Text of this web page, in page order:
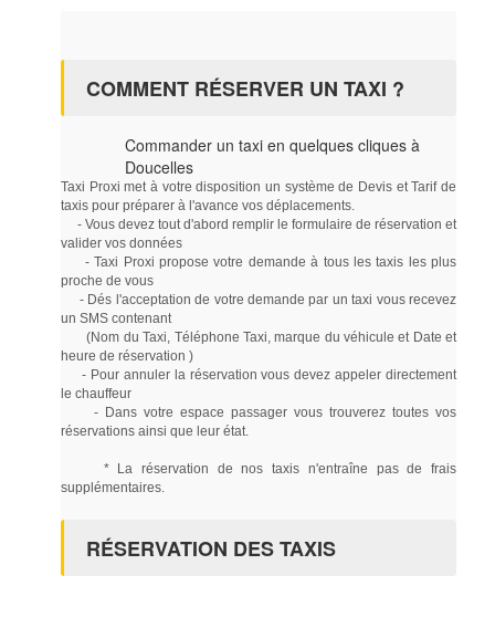
COMMENT RÉSERVER UN TAXI ?
Commander un taxi en quelques cliques à
Doucelles
Taxi Proxi met à votre disposition un système de Devis et Tarif de
taxis pour préparer à l'avance vos déplacements.
- Vous devez tout d'abord remplir le formulaire de réservation et
valider vos données
- Taxi Proxi propose votre demande à tous les taxis les plus
proche de vous
- Dés l'acceptation de votre demande par un taxi vous recevez
un SMS contenant
(Nom du Taxi, Téléphone Taxi, marque du véhicule et Date et
heure de réservation )
- Pour annuler la réservation vous devez appeler directement
le chauffeur
- Dans votre espace passager vous trouverez toutes vos
réservations ainsi que leur état.
* La réservation de nos taxis n'entraîne pas de frais
supplémentaires.
RÉSERVATION DES TAXIS